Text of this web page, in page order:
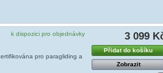
k dispozici pro objednávky
pro paragliding a
3 099
Přidat do košíku
Zobrazit